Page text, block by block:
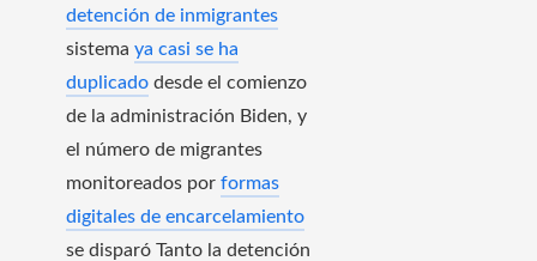
detención de inmigrantes
sistema ya casi se ha
duplicado desde el comienzo
de la administración Biden, y
el número de migrantes
monitoreados por formas
digitales de encarcelamiento
se disparó Tanto la detención